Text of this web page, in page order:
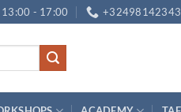
13:00 - 17:00 +32498142343